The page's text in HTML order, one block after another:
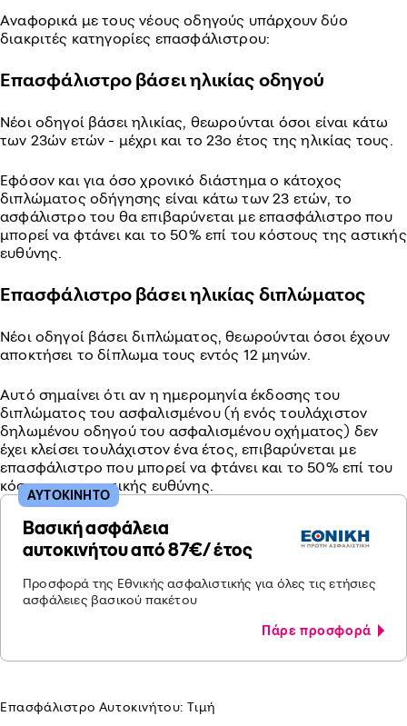
Αναφορικά με τους νέους οδηγούς υπάρχουν δύο
διακριτές κατηγορίες επασφάλιστρου:
Επασφάλιστρο βάσει ηλικίας οδηγού
Νέοι οδηγοί βάσει ηλικίας, θεωρούνται όσοι είναι κάτω
των 23ών ετών - μέχρι και το 23ο έτος της ηλικίας τους.
Εφόσον και για όσο χρονικό διάστημα ο κάτοχος
διπλώματος οδήγησης είναι κάτω των 23 ετών, το
ασφάλιστρο του θα επιβαρύνεται με επασφάλιστρο που
μπορεί να φτάνει και το 50% επί του κόστους της αστικής
ευθύνης.
Επασφάλιστρο βάσει ηλικίας διπλώματος
Νέοι οδηγοί βάσει διπλώματος, θεωρούνται όσοι έχουν
αποκτήσει το δίπλωμα τους εντός 12 μηνών.
Αυτό σημαίνει ότι αν η ημερομηνία έκδοσης του
διπλώματος του ασφαλισμένου (ή ενός τουλάχιστον
δηλωμένου οδηγού του ασφαλισμένου οχήματος) δεν
έχει κλείσει τουλάχιστον ένα έτος, επιβαρύνεται με
επασφάλιστρο που μπορεί να φτάνει και το 50% επί του
κόστους της αστικής ευθύνης.
Βασική ασφάλεια
αυτοκινήτου από 87€/ έτος
Προσφορά της Εθνικής ασφαλιστικής για όλες τις ετήσιες
ασφάλειες βασικού πακέτου
Πάρε προσφορά
ΑΥΤΟΚΙΝΗΤΟ
Επασφάλιστρο Αυτοκινήτου: Τιμή